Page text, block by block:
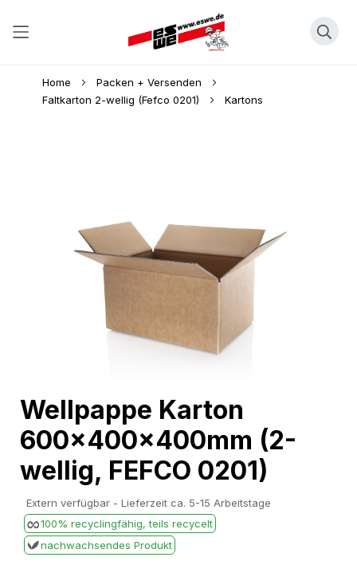
Home
Packen + Versenden
Faltkarton 2-wellig (Fefco 0201)
Kartons
to
the
beginning
of
the
images
gallery
Wellpappe Karton
600x400x400mm (2-
wellig, FEFCO 0201)
Extern verfügbar - Lieferzeit ca. 5-15 Arbeitstage
100% recyclingfähig, teils recycelt
nachwachsendes Produkt